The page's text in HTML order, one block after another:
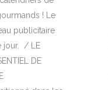
! Le
publicitaire
jour. / LE
DE